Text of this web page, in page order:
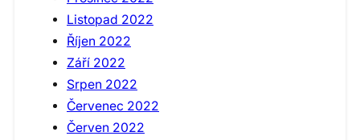
Listopad 2022
Říjen 2022
Září 2022
Srpen 2022
Červenec 2022
Červen 2022